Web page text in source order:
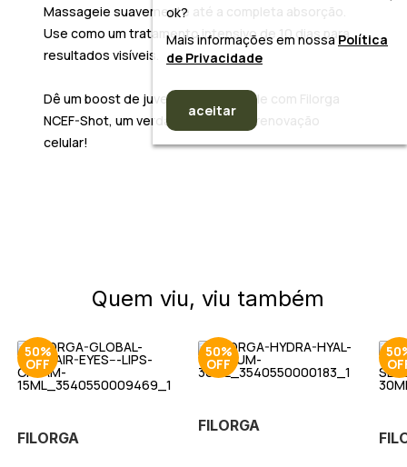
Massageie suavemente até a completa absorção.
Use como um tratamento intensivo de10 diaspara
resultados visíveis.
Dê um boost de juventude à sua pele com Filorga
NCEF-Shot, um verdadeiro elixir de renovação
celular!
Quem viu, viu também
50%
FILORGA
50%
FILORGA
ok?
Mais informações em nossaPolítica
de Privacidade
aceitar